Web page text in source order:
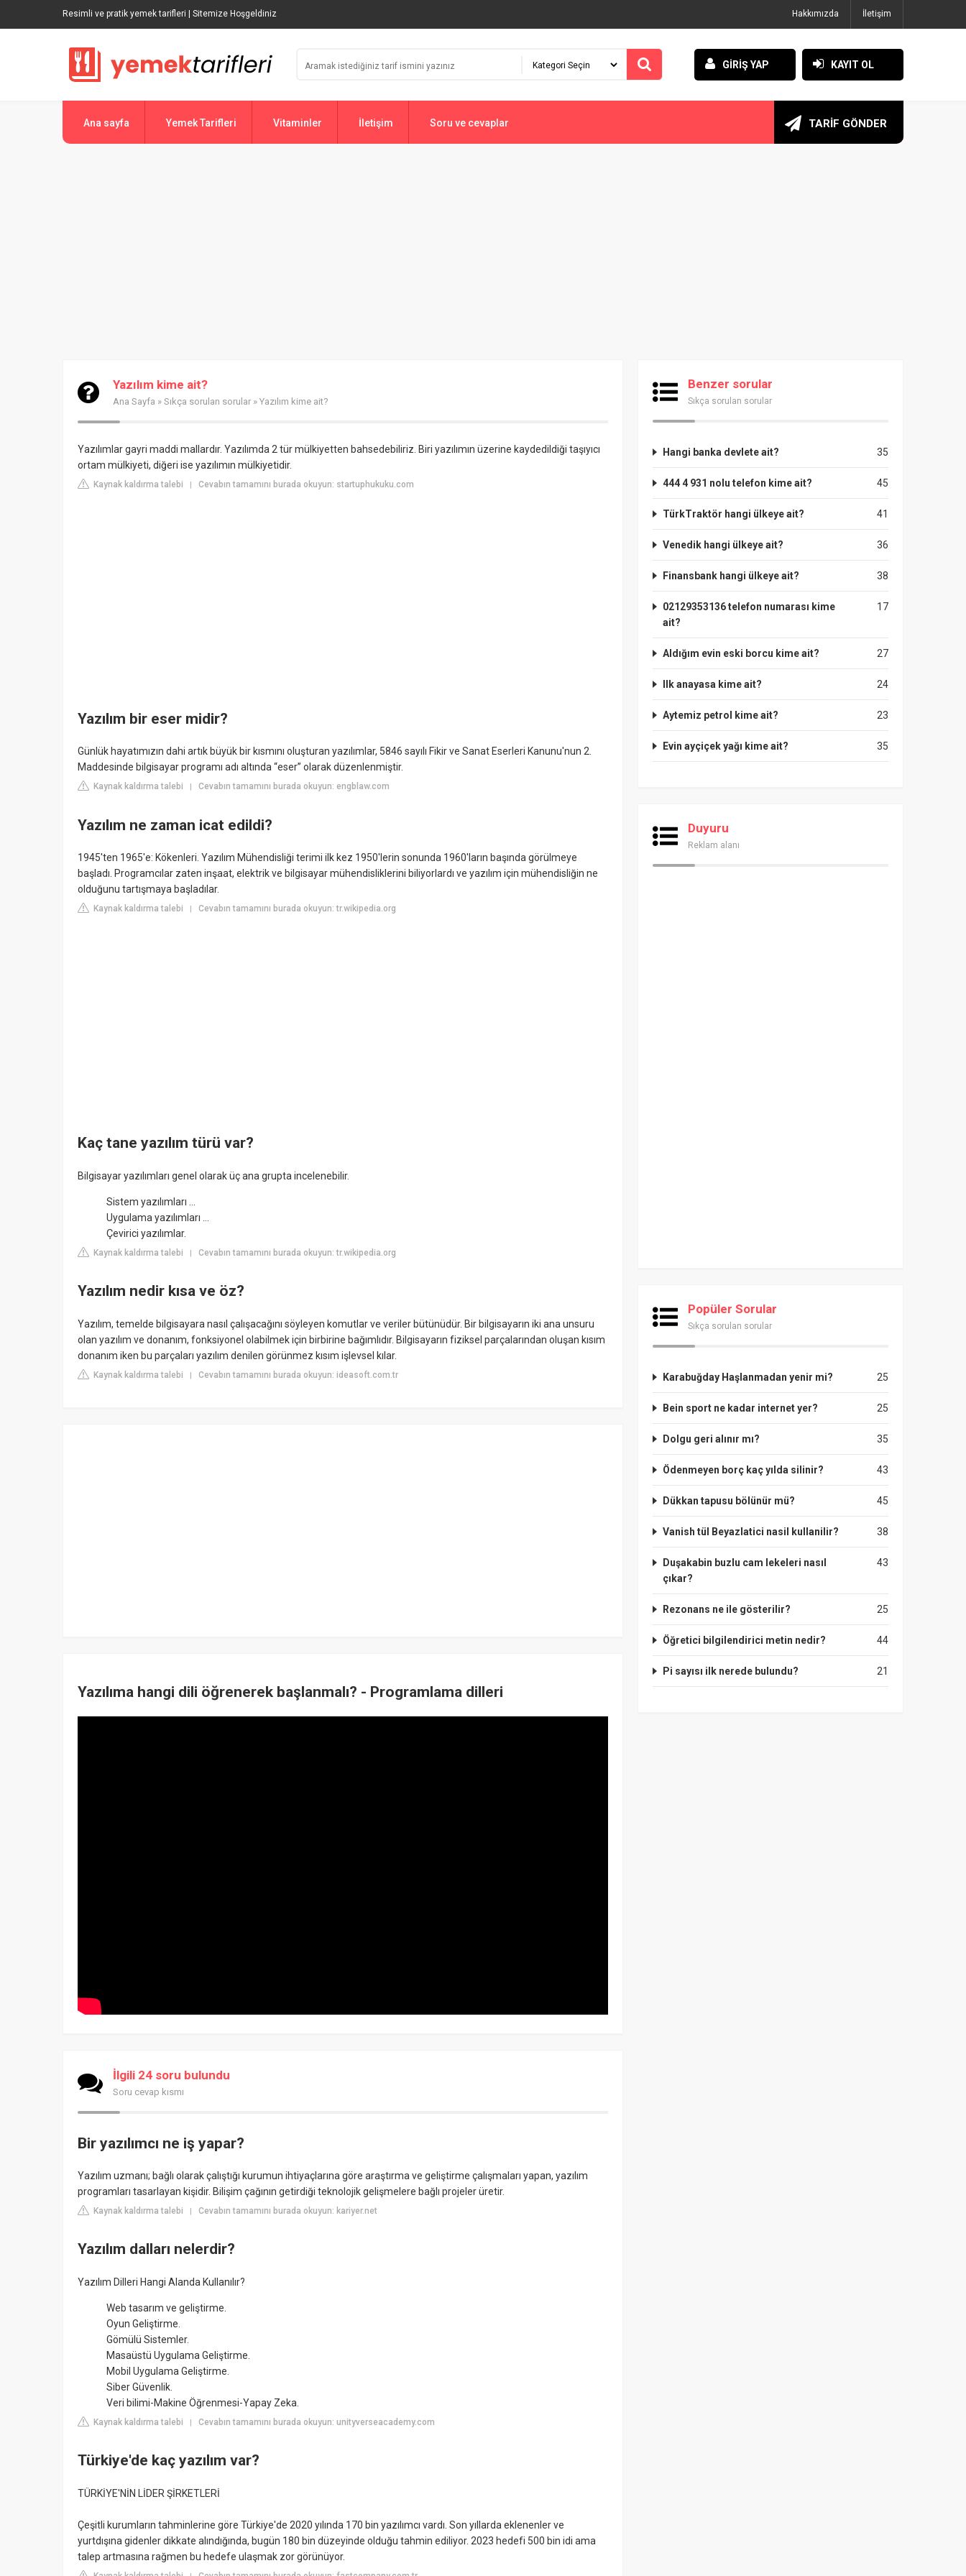
Resimli ve pratik yemek tarifleri | Sitemize Hoşgeldiniz Hakkımızda İletişim
GİRİŞ YAP KAYIT OL
Ana sayfa Yemek Tarifleri Vitaminler İletişim Soru ve cevaplar TARİF GÖNDER
Yazılım kime ait?
Ana Sayfa » Sıkça sorulan sorular » Yazılım kime ait?
Yazılımlar gayri maddi mallardır. Yazılımda 2 tür mülkiyetten bahsedebiliriz. Biri yazılımın üzerine kaydedildiği taşıyıcı
ortam mülkiyeti, diğeri ise yazılımın mülkiyetidir.
Kaynak kaldırma talebi | Cevabın tamamını burada okuyun: startuphukuku.com
Yazılım bir eser midir?
Günlük hayatımızın dahi artık büyük bir kısmını oluşturan yazılımlar, 5846 sayılı Fikir ve Sanat Eserleri Kanunu'nun 2.
Maddesinde bilgisayar programı adı altında “eser” olarak düzenlenmiştir.
Kaynak kaldırma talebi Cevabın tamamını burada okuyun: engblaw.com
Yazılım ne zaman icat edildi?
1945'ten 1965'e: Kökenleri. Yazılım Mühendisliği terimi ilk kez 1950'lerin sonunda 1960'ların başında görülmeye
başladı. Programcılar zaten inşaat, elektrik ve bilgisayar mühendisliklerini biliyorlardı ve yazılım için mühendisliğin ne
olduğunu tartışmaya başladılar.
Kaynak kaldırma talebi Cevabın tamamını burada okuyun: tr.wikipedia.org
Kaç tane yazılım türü var?
Bilgisayar yazılımları genel olarak üç ana grupta incelenebilir.
Sistem yazılımları ...
Uygulama yazılımları ...
Çevirici yazılımlar.
Kaynak kaldırma talebi | Cevabın tamamını burada okuyun: tr.wikipedia.org
Yazılım nedir kısa ve öz?
Yazılım, temelde bilgisayara nasıl çalışacağını söyleyen komutlar ve veriler bütünüdür. Bir bilgisayarın iki ana unsuru
olan yazılım ve donanım, fonksiyonel olabilmek için birbirine bağımlıdır. Bilgisayarın fiziksel parçalarından oluşan kısım
donanım iken bu parçaları yazılım denilen görünmez kısım işlevsel kılar.
Kaynak kaldırma talebi | Cevabın tamamını burada okuyun: ideasoft.com.tr
Yazılıma hangi dili öğrenerek başlanmalı? - Programlama dilleri
İlgili 24 soru bulundu
Soru cevap kısmı
Bir yazılımcı ne iş yapar?
Yazılım uzmanı; bağlı olarak çalıştığı kurumun ihtiyaçlarına göre araştırma ve geliştirme çalışmaları yapan, yazılım
programları tasarlayan kişidir. Bilişim çağının getirdiği teknolojik gelişmelere bağlı projeler üretir.
Kaynak kaldırma talebi | Cevabın tamamını burada okuyun: kariyer.net
Yazılım dalları nelerdir?
Yazılım Dilleri Hangi Alanda Kullanılır?
Web tasarım ve geliştirme.
Oyun Geliştirme.
Gömülü Sistemler.
Masaüstü Uygulama Geliştirme.
Mobil Uygulama Geliştirme.
Siber Güvenlik.
Veri bilimi-Makine Öğrenmesi-Yapay Zeka.
Kaynak kaldırma talebi | Cevabın tamamını burada okuyun: unityverseacademy.com
Türkiye'de kaç yazılım var?
TÜRKİYE'NİN LİDER ŞİRKETLERİ
Çeşitli kurumların tahminlerine göre Türkiye'de 2020 yılında 170 bin yazılımcı vardı. Son yıllarda eklenenler ve
yurtdışına gidenler dikkate alındığında, bugün 180 bin düzeyinde olduğu tahmin ediliyor. 2023 hedefi 500 bin idi ama
talep artmasına rağmen bu hedefe ulaşmak zor görünüyor.
Benzer sorular
Sıkça sorulan sorular
35
Hangi banka devlete ait?
45
444 4 931 nolu telefon kime ait?
41
TürkTraktör hangi ülkeye ait?
36
Venedik hangi ülkeye ait?
38
Finansbank hangi ülkeye ait?
17
02129353136 telefon numarası kime
ait?
27
Aldığım evin eski borcu kime ait?
24
Ilk anayasa kime ait?
23
Aytemiz petrol kime ait?
35
Evin ayçiçek yağı kime ait?
Duyuru
Reklam alanı
Popüler Sorular
Sıkça sorulan sorular
25
Karabuğday Haşlanmadan yenir mi?
25
Bein sport ne kadar internet yer?
35
Dolgu geri alınır mı?
43
Ödenmeyen borç kaç yılda silinir?
45
Dükkan tapusu bölünür mü?
38
Vanish tül Beyazlatici nasil kullanilir?
43
Duşakabin buzlu cam lekeleri nasıl
çıkar?
25
Rezonans ne ile gösterilir?
44
Öğretici bilgilendirici metin nedir?
21
Pi sayısı ilk nerede bulundu?